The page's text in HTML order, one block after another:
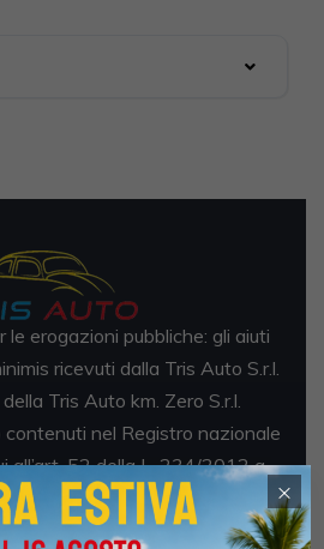
erogazioni pubbliche: gli aiuti
ricevuti dalla Tris Auto S.r.l.
Tris Auto km. Zero S.r.l.
nel Registro nazionale
all’art. 52 della L. 234/2012 a
al seguente link
RegistroNazionaleTrasparenza/
×